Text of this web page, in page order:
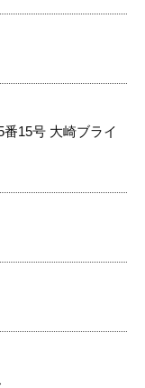
15号 大崎ブライ